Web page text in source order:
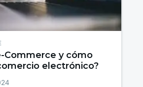
Commerce y cómo
electrónico?